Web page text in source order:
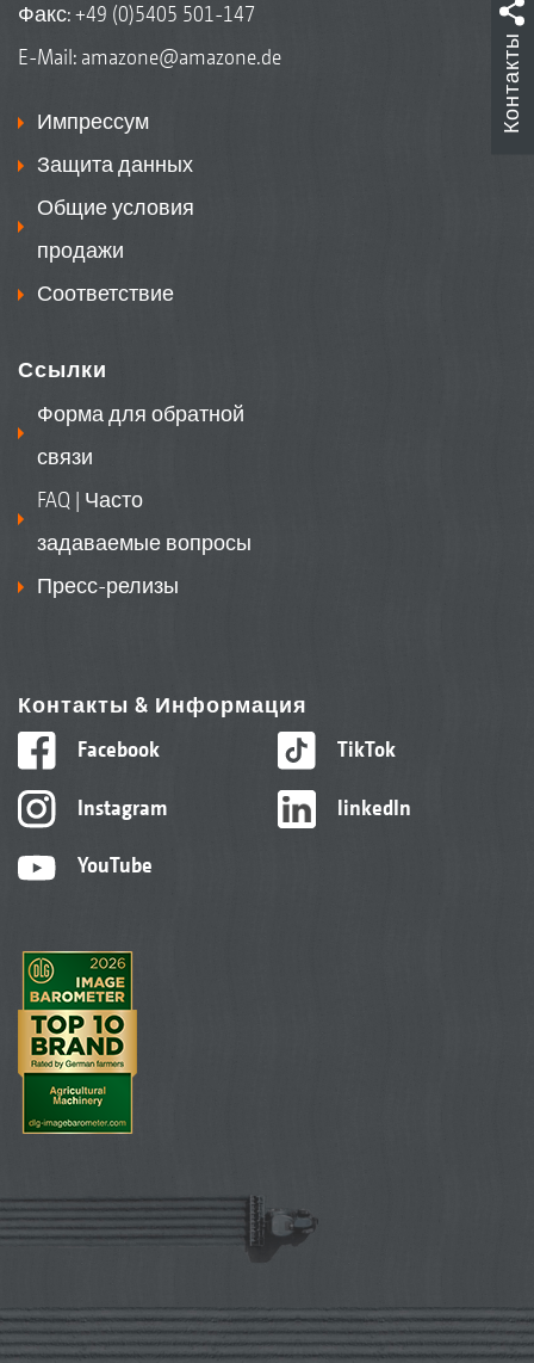
Факс: +49 (0)5405 501-147
E-Mail: amazone@amazone.de
Импрессум
Защита данных
Общие условия
продажи
Соответствие
Ссылки
Форма для обратной
связи
FAQ | Часто
задаваемые вопросы
Пресс-релизы
Контакты & Информация
Facebook
Instagram
YouTube
TikTok
linkedIn
Контакты